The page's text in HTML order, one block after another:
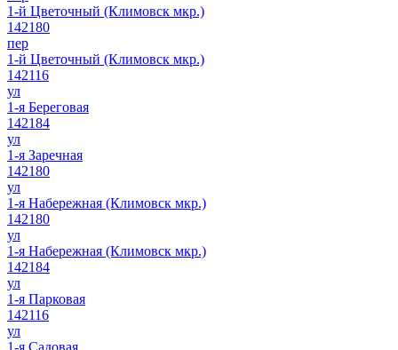
1-й Цветочный (Климовск мкр.)
142180
пер
1-й Цветочный (Климовск мкр.)
142116
ул
1-я Береговая
142184
ул
1-я Заречная
142180
ул
1-я Набережная (Климовск мкр.)
142180
ул
1-я Набережная (Климовск мкр.)
142184
ул
1-я Парковая
142116
ул
1-я Садовая